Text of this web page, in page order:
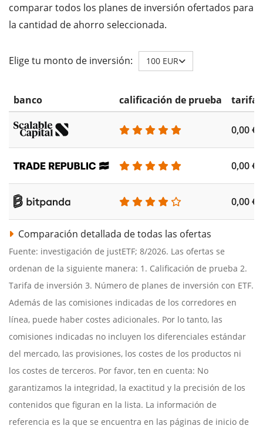
comparar todos los planes de inversión ofertados para
la cantidad de ahorro seleccionada.
Elige tu monto de inversión: 100 EUR
banco calificación de prueba tarifa
0,00 €
0,00 €
0,00 €
Comparación detallada de todas las ofertas
Fuente: investigación de justETF; 8/2026. Las ofertas se
ordenan de la siguiente manera: 1. Calificación de prueba 2.
Tarifa de inversión 3. Número de planes de inversión con ETF.
Además de las comisiones indicadas de los corredores en
línea, puede haber costes adicionales. Por lo tanto, las
comisiones indicadas no incluyen los diferenciales estándar
del mercado, las provisiones, los costes de los productos ni
los costes de terceros. Por favor, ten en cuenta: No
garantizamos la integridad, la exactitud y la precisión de los
contenidos que figuran en la lista. La información de
referencia es la que se encuentra en las páginas de inicio de